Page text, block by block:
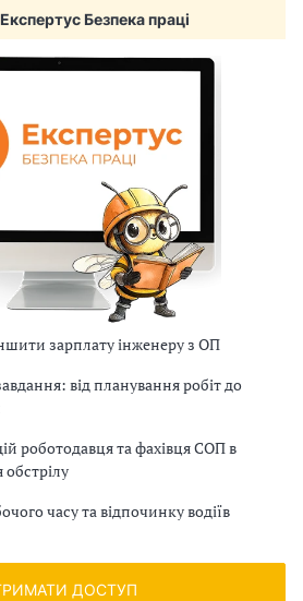
Безпека праці
зарплату інженеру з ОП
від планування робіт до
роботодавця та фахівця СОП в
часу та відпочинку водіїв
ДОСТУП